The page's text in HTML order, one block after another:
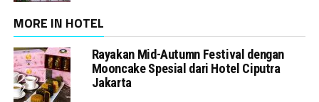
MORE IN HOTEL
Rayakan Mid-Autumn Festival dengan
Mooncake Spesial dari Hotel Ciputra
Jakarta